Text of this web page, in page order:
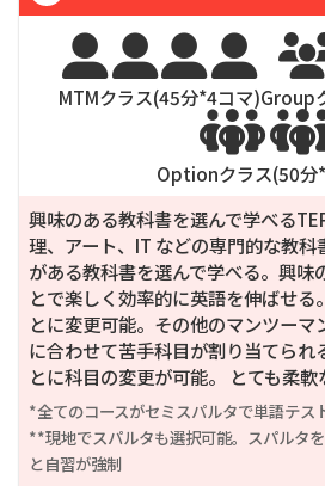
3週間
152,625
12週間

MTMクラス(45分*4コマ)Group

Optionクラス(50分*
興味のある教科書を選んで学べる
理、アート、IT などの専門的な教
がある教科書を選んで学べる。興味
とで楽しく効率的に英語を伸ばせる
とに変更可能。その他のマンツー
に合わせて苦手科目が割り当てられ
とに科目の変更が可能。 とても柔軟
*全てのコースがセミスパルタで単語テス
**現地でスパルタも選択可能。スパルタ
と自習が強制